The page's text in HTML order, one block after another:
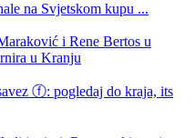
na Svjetskom kupu ...
i Rene Bertos u
u Kranju
ⓕ: pogledaj do kraja, its